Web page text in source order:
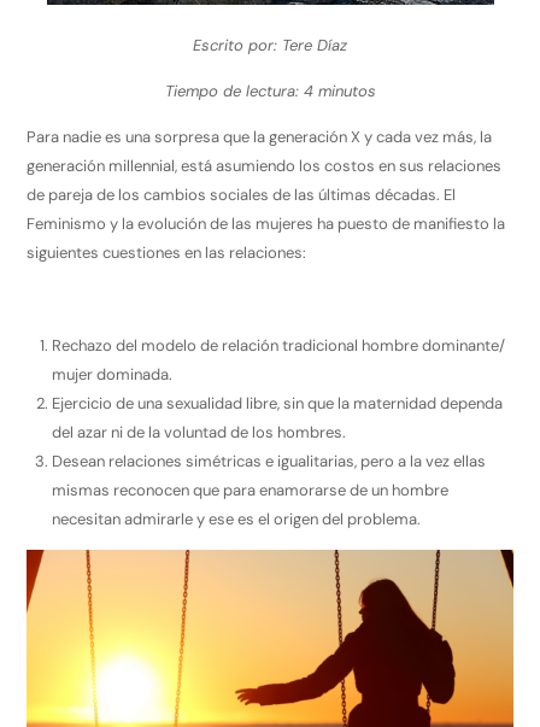
Escrito por: Tere Díaz
Tiempo de lectura: 4 minutos
Para nadie es una sorpresa que la generación X y cada vez más, la
generación millennial, está asumiendo los costos en sus relaciones
de pareja de los cambios sociales de las últimas décadas. El
Feminismo y la evolución de las mujeres ha puesto de manifiesto la
siguientes cuestiones en las relaciones:
Rechazo del modelo de relación tradicional hombre dominante/
mujer dominada.
Ejercicio de una sexualidad libre, sin que la maternidad dependa
del azar ni de la voluntad de los hombres.
Desean relaciones simétricas e igualitarias, pero a la vez ellas
mismas reconocen que para enamorarse de un hombre
necesitan admirarle y ese es el origen del problema.